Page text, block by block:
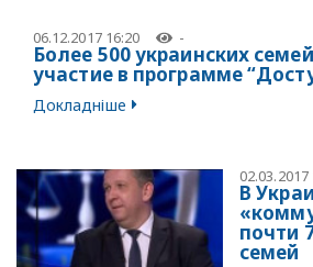
06.12.2017 16:20 -
Более 500 украинских
участие в программе
Докладніше
02.03.2017
В
почти
семей